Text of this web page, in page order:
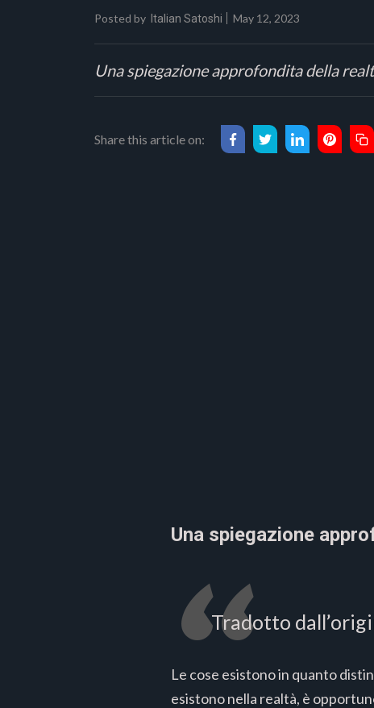
Posted by Italian Satoshi May 12, 2023
Una spiegazione approfondita della
Share this article on:
Una spiegazione
Tradotto
Le cose esistono in quanto
esistono nella realtà, è